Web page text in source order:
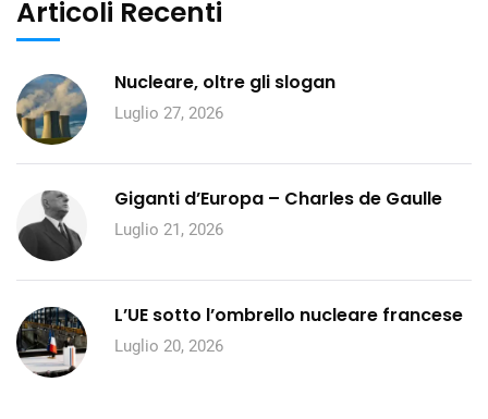
Articoli Recenti
Nucleare, oltre gli slogan
Luglio 27, 2026
Giganti d’Europa – Charles de Gaulle
Luglio 21, 2026
L’UE sotto l’ombrello nucleare francese
Luglio 20, 2026